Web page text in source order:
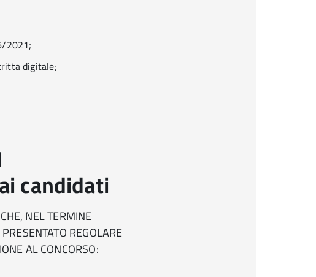
2021;
digitale;
candidati
NEL TERMINE
REGOLARE
AL CONCORSO: